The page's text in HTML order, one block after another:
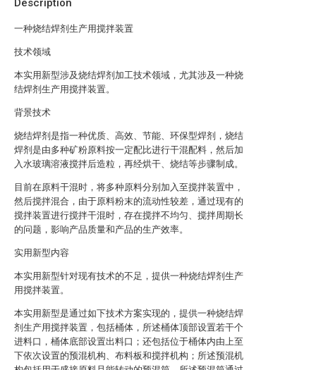
Description
一种烧结焊剂生产用搅拌装置
技术领域
本实用新型涉及烧结焊剂加工技术领域，尤其涉及一种烧
结焊剂生产用搅拌装置。
背景技术
烧结焊剂是指一种优质、高效、节能、环保型焊剂，烧结
焊剂是由多种矿粉原料按一定配比进行干混配料，然后加
入水玻璃溶液搅拌后造粒，再经烘干、烧结等步骤制成。
目前在原料干混时，将多种原料分别加入至搅拌装置中，
然后搅拌混合，由于原料粉末的流动性较差，通过现有的
搅拌装置进行搅拌干混时，存在搅拌不均匀、搅拌周期长
的问题，影响产品质量和产品的生产效率。
实用新型内容
本实用新型针对现有技术的不足，提供一种烧结焊剂生产
用搅拌装置。
本实用新型是通过如下技术方案实现的，提供一种烧结焊
剂生产用搅拌装置，包括桶体，所述桶体顶部设置若干个
进料口，桶体底部设置出料口；还包括位于桶体内由上至
下依次设置的预混机构、布料板和搅拌机构；所述预混机